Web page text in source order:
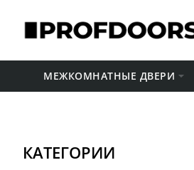
МЕЖКОМНАТНЫЕ ДВЕРИ
КАТЕГОРИИ